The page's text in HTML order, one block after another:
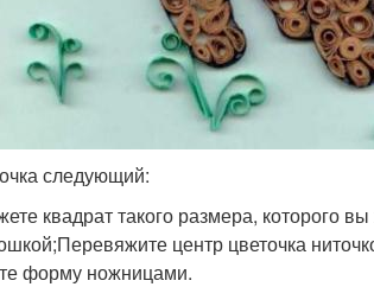
следующий:
квадрат такого размера, которого
центр цветочка
форму ножницами.